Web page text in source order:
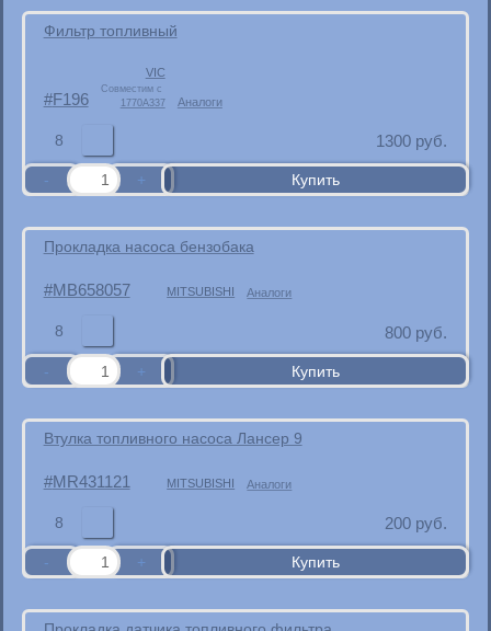
Фильтр топливный
F196
VIC
Совместим с
1770A337
Аналоги
8 1300 руб.
Прокладка насоса бензобака
MB658057 MITSUBISHI Аналоги
8 800 руб.
Втулка топливного насоса Лансер 9
MR431121 MITSUBISHI Аналоги
8 200 руб.